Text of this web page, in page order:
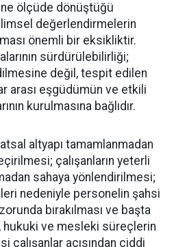
ölçüde dönüştüğü
değerlendirmelerin
önemli bir eksikliktir.
sürdürülebilirliği;
değil, tespit edilen
arası eşgüdümün ve etkili
kurulmasına bağlıdır.
altyapı tamamlanmadan
çalışanların yeterli
sahaya yönlendirilmesi;
nedeniyle personelin şahsi
bırakılması ve başta
hukuki ve mesleki süreçlerin
açısından ciddi